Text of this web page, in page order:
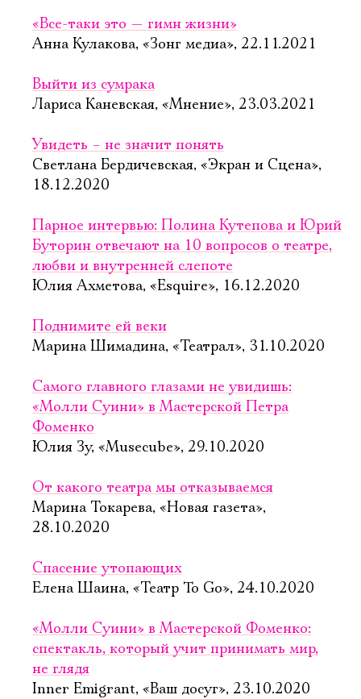
«Все-таки это — гимн жизни»
Анна Кулакова, «Зонг медиа», 22.11.2021
Выйти из сумрака
Лариса Каневская, «Мнение», 23.03.2021
Увидеть – не значит понять
Светлана Бердичевская, «Экран и Сцена»,
18.12.2020
Парное интервью: Полина Кутепова и Юрий
Буторин отвечают на 10 вопросов о театре,
любви и внутренней слепоте
Юлия Ахметова, «Esquire», 16.12.2020
Поднимите ей веки
Марина Шимадина, «Театрал», 31.10.2020
Самого главного глазами не увидишь:
«Молли Суини» в Мастерской Петра
Фоменко
Юлия Зу, «Musecube», 29.10.2020
От какого театра мы отказываемся
Марина Токарева, «Новая газета»,
28.10.2020
Спасение утопающих
Елена Шаина, «Театр To Go», 24.10.2020
«Молли Суини» в Мастерской Фоменко:
спектакль, который учит принимать мир,
не глядя
Inner Emigrant, «Ваш досуг», 23.10.2020